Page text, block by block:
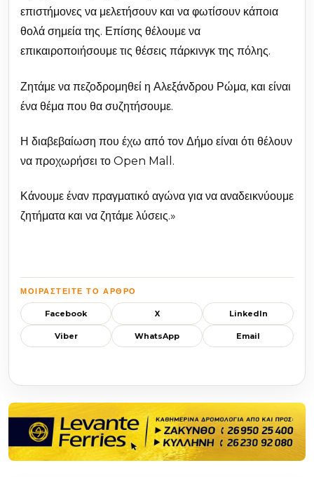
επιστήμονες να μελετήσουν και να φωτίσουν κάποια
θολά σημεία της. Επίσης θέλουμε να
επικαιροποιήσουμε τις θέσεις πάρκινγκ της πόλης.
Ζητάμε να πεζοδρομηθεί η Αλεξάνδρου Ρώμα, και είναι
ένα θέμα που θα συζητήσουμε.
Η διαβεβαίωση που έχω από τον Δήμο είναι ότι θέλουν
να προχωρήσει το Open Mall.
Κάνουμε έναν πραγματικό αγώνα για να αναδεικνύουμε
ζητήματα και να ζητάμε λύσεις.»
ΜΟΙΡΑΣΤΕΊΤΕ ΤΟ ΆΡΘΡΟ
Facebook X LinkedIn
Viber WhatsApp Email